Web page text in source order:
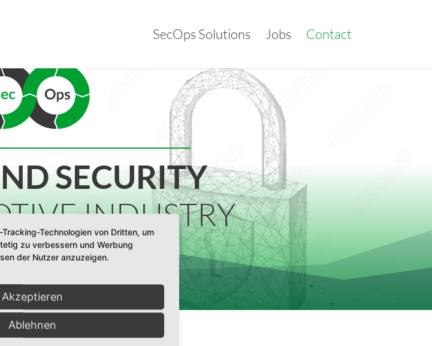
SecOps Solutions Jobs Contact
SECURITY
INDUSTRY
Technologien von Dritten, um
zu verbessern und Werbung
der Nutzer anzuzeigen.
Akzeptieren
Ablehnen